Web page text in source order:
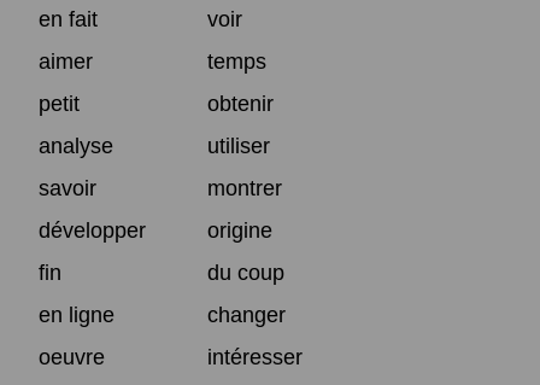
en fait
voir
aimer
temps
petit
obtenir
analyse
utiliser
savoir
montrer
développer
origine
fin
du coup
en ligne
changer
oeuvre
intéresser